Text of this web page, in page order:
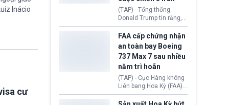
Inácio
cư
5 năm.
(TAP) - Tổng thống
Donald Trump tin rằng, 2
tập đoàn dầu khí
ExxonMobil và Chevron
đã thu về lợi nhuận quá
lớn nhờ giá dầu tăng
mạnh suốt thời gian Hoa
Kỳ xảy ra xung đột ở
Iran. Trên cơ sở đó, lãnh
đạo Nhà Trắng kêu gọi
các doanh nghiệp cần
giảm giá bán cho người
FAA cấp chứng nhận
an toàn bay Boeing
737 Max 7 sau nhiều
năm trì hoãn
(TAP) - Cục Hàng không
Liên bang Hoa Kỳ (FAA)
vừa chính thức cấp
chứng nhận an toàn bay